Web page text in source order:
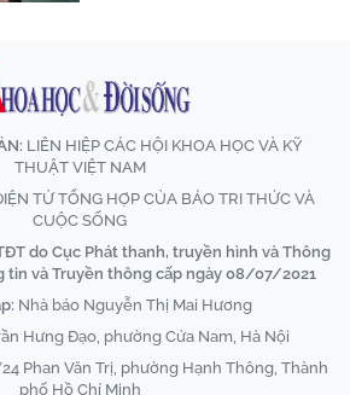
LIÊN HIỆP CÁC HỘI KHOA HỌC VÀ KỸ
THUẬT VIỆT NAM
TỬ TỔNG HỢP CỦA BÁO TRI THỨC VÀ
CUỘC SỐNG
do Cục Phát thanh, truyền hình và Thông
tin và Truyền thông cấp ngày 08/07/2021
Nhà báo Nguyễn Thị Mai Hương
Hưng Đạo, phường Cửa Nam, Hà Nội
Phan Văn Trị, phường Hạnh Thông, Thành
phố Hồ Chí Minh